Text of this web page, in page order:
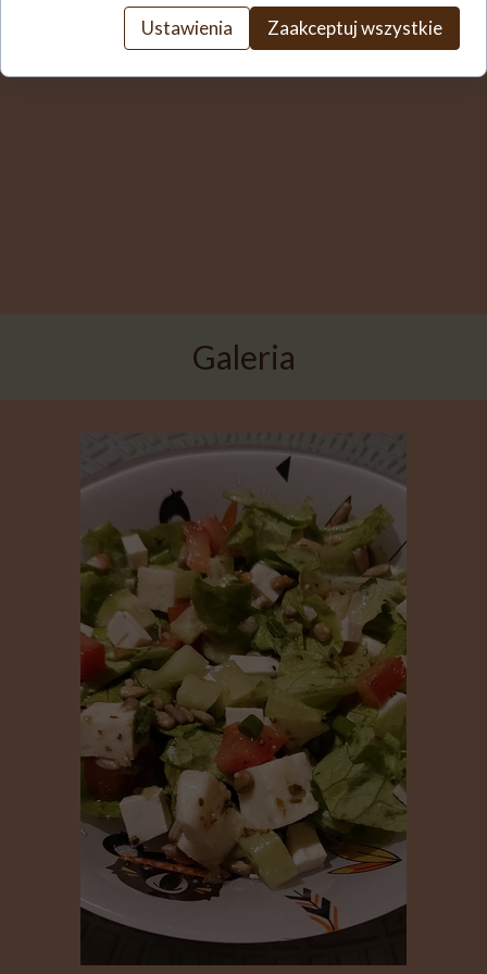
Galeria
Ustawienia Zaakceptuj wszystkie